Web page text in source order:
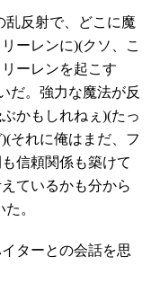
反射で、どこに魔
ーレンに)(クソ、こ
ーレンを起こす
だ。強力な魔法が反
かもしれねぇ)(たっ
それに俺はまだ、フ
信頼関係も築けて
ているかも分から
。
ターとの会話を思